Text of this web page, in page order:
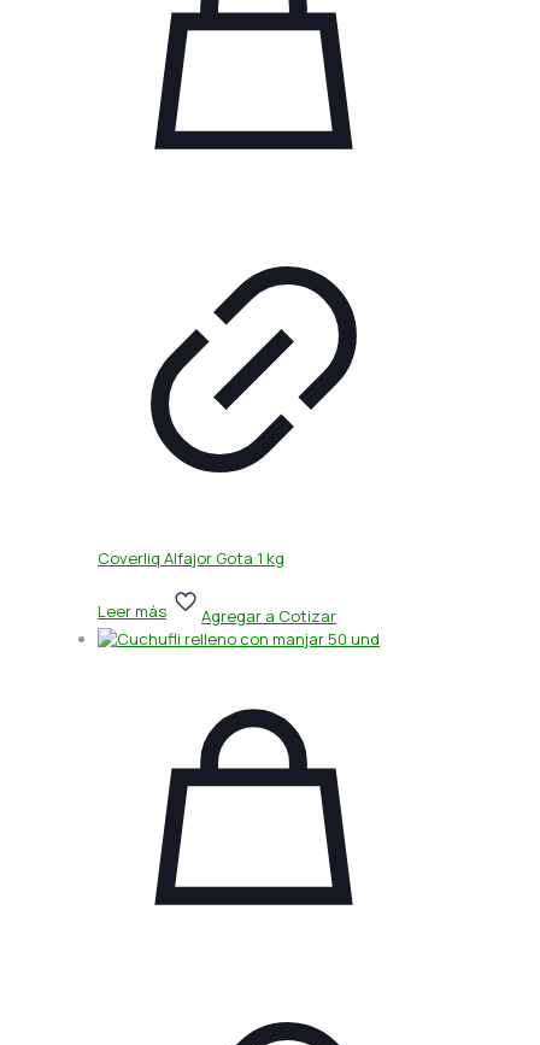
Coverliq Alfajor Gota 1 kg
Leer más Agregar a Cotizar